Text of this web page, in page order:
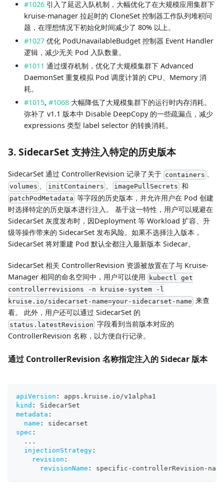
#1026 引入了延迟入队机制，大幅优化了在大规模应用集群下
kruise-manager 拉起时的 CloneSet 控制器工作队列堆积问
题，在理想情况下初始化时间减少了 80% 以上。
#1027 优化 PodUnavailableBudget 控制器 Event Handler
逻辑，减少无关 Pod 入队数量。
#1011 通过缓存机制，优化了大规模集群下 Advanced
DaemonSet 重复模拟 Pod 调度计算的 CPU、Memory 消
耗。
#1015, #1068 大幅降低了大规模集群下的运行时内存消耗。
弥补了 v1.1 版本中 Disable DeepCopy 的一些疏漏点，减少
expressions 类型 label selector 的转换消耗。
3. SidecarSet 支持注入特定的历史版本
SidecarSet 通过 ControllerRevision 记录了关于 containers 、
volumes 、 initContainers 、 imagePullSecrets 和
patchPodMetadata 等字段的历史版本，并允许用户在 Pod 创建
时选择特定的历史版本进行注入。 基于这一特性，用户可以规避在
SidecarSet 灰度发布时，因Deployment 等 Workload 扩容、升
级等操作带来的 SidecarSet 发布风险。如果不选择注入版本，
SidecarSet 将对重建 Pod 默认全都注入最新版本 Sidecar。
SidecarSet 相关 ControllerRevision 资源被放置在了与 Kruise-
Manager 相同的命名空间中，用户可以使用
kubectl get
controllerrevisions -n kruise-system -l
kruise.io/sidecarset-name=your-sidecarset-name 来查
看。 此外，用户还可以通过 SidecarSet 的
status.latestRevision 字段看到当前版本对应的
ControllerRevision 名称，以方便自行记录。
通过 ControllerRevision 名称指定注入的 Sidecar 版本
apiVersion :
apps.kruise.io/v1alpha1
kind :
SidecarSet
metadata :
name :
sidecarset
spec :
...
injectionStrategy :
revision :
revisionName : specific - controllerRevision - name